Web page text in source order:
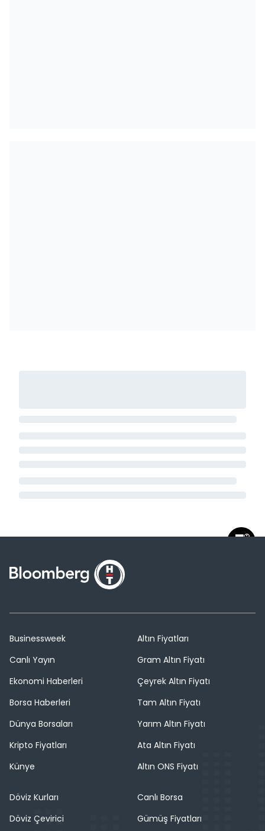
Businessweek
Canlı Yayın
Ekonomi Haberleri
Borsa Haberleri
Dünya Borsaları
Kripto Fiyatları
Künye
Altın Fiyatları
Gram Altın Fiyatı
Çeyrek Altın Fiyatı
Tam Altın Fiyatı
Yarım Altın Fiyatı
Ata Altın Fiyatı
Altın ONS Fiyatı
Döviz Kurları
Döviz Çevirici
Canlı Borsa
Gümüş Fiyatları